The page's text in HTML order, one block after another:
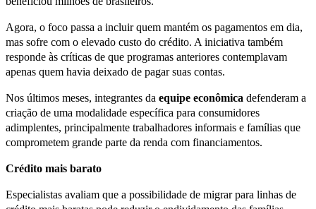
Agora, o foco passa a incluir quem mantém os pagamentos em dia,
mas sofre com o elevado custo do crédito. A iniciativa também
responde às críticas de que programas anteriores contemplavam
apenas quem havia deixado de pagar suas contas.
Nos últimos meses, integrantes da equipe econômica defenderam a
criação de uma modalidade específica para consumidores
adimplentes, principalmente trabalhadores informais e famílias que
comprometem grande parte da renda com financiamentos.
Crédito mais barato
Especialistas avaliam que a possibilidade de migrar para linhas de